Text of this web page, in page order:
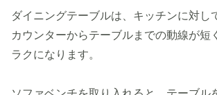
ダイニングテーブルは、キッチンに対し
カウンターからテーブルまでの動線が短
ラクになります。